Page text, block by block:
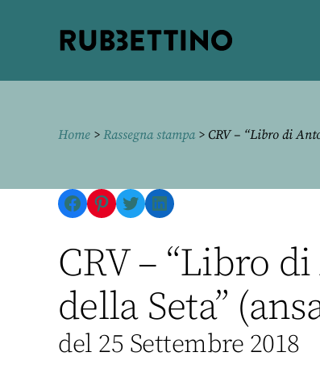
Home > Rassegna stampa> CRV – “Libro di
Facebook
Pinterest
TwitterLinkedIn
CRV – “Libro
della Seta”
del 25 Settembre 2018